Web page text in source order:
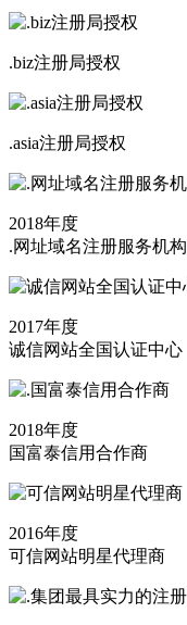
.biz注册局授权
.asia注册局授权
2018年度
.网址域名注册服务机构
2017年度
诚信网站全国认证中心
2018年度
国富泰信用合作商
2016年度
可信网站明星代理商